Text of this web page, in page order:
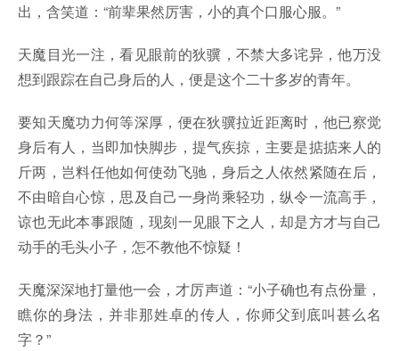
出，含笑道：“前辈果然厉害，小的真个口服心服。”
天魔目光一注，看见眼前的狄骥，不禁大多诧异，他万没
想到跟踪在自己身后的人，便是这个二十多岁的青年。
要知天魔功力何等深厚，便在狄骥拉近距离时，他已察觉
身后有人，当即加快脚步，提气疾掠，主要是掂掂来人的
斤两，岂料任他如何使劲飞驰，身后之人依然紧随在后，
不由暗自心惊，思及自己一身尚乘轻功，纵令一流高手，
谅也无此本事跟随，现刻一见眼下之人，却是方才与自己
动手的毛头小子，怎不教他不惊疑！
天魔深深地打量他一会，才厉声道：“小子确也有点份量，
瞧你的身法，并非那姓卓的传人，你师父到底叫甚么名
字？”